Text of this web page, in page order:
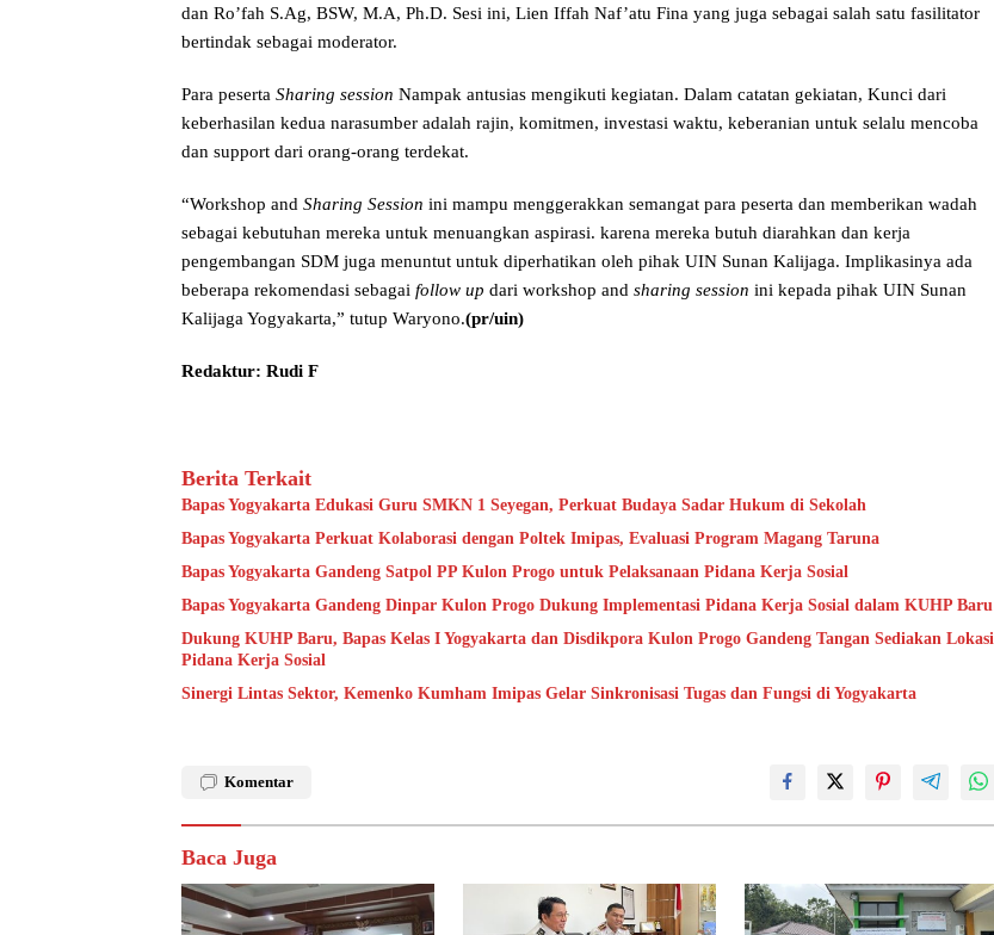
dan Ro’fah S.Ag, BSW, M.A, Ph.D. Sesi ini, Lien Iffah Naf’atu Fina yang juga sebagai salah satu fasilitator
bertindak sebagai moderator.
Para peserta Sharing session Nampak antusias mengikuti kegiatan. Dalam catatan gekiatan, Kunci dari
keberhasilan kedua narasumber adalah rajin, komitmen, investasi waktu, keberanian untuk selalu mencoba
dan support dari orang-orang terdekat.
“Workshop and Sharing Session ini mampu menggerakkan semangat para peserta dan memberikan wadah
sebagai kebutuhan mereka untuk menuangkan aspirasi. karena mereka butuh diarahkan dan kerja
pengembangan SDM juga menuntut untuk diperhatikan oleh pihak UIN Sunan Kalijaga. Implikasinya ada
beberapa rekomendasi sebagai follow up dari workshop and sharing session ini kepada pihak UIN Sunan
Kalijaga Yogyakarta,” tutup Waryono.(pr/uin)
Redaktur: Rudi F
Berita Terkait
Bapas Yogyakarta Edukasi Guru SMKN 1 Seyegan, Perkuat Budaya Sadar Hukum di Sekolah
Bapas Yogyakarta Perkuat Kolaborasi dengan Poltek Imipas, Evaluasi Program Magang Taruna
Bapas Yogyakarta Gandeng Satpol PP Kulon Progo untuk Pelaksanaan Pidana Kerja Sosial
Bapas Yogyakarta Gandeng Dinpar Kulon Progo Dukung Implementasi Pidana Kerja Sosial dalam KUHP Baru
Dukung KUHP Baru, Bapas Kelas I Yogyakarta dan Disdikpora Kulon Progo Gandeng Tangan Sediakan Lokasi
Pidana Kerja Sosial
Sinergi Lintas Sektor, Kemenko Kumham Imipas Gelar Sinkronisasi Tugas dan Fungsi di Yogyakarta
Komentar
Baca Juga